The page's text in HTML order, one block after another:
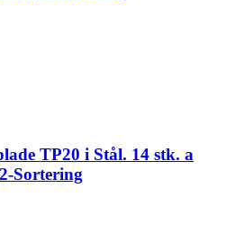
TP20 i Stål. 14 stk. a
Sortering